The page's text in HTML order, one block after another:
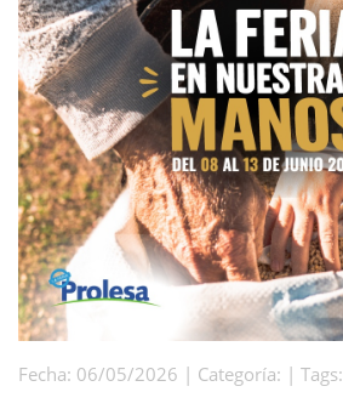
Fecha: 06/05/2026 | Categoría: | Tags: